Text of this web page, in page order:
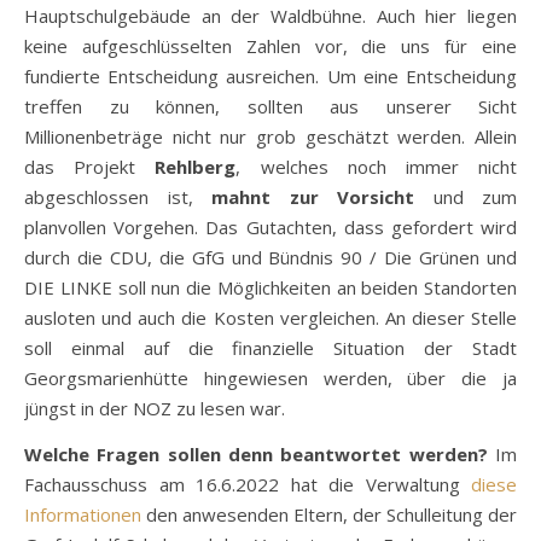
Hauptschulgebäude an der Waldbühne. Auch hier liegen
keine aufgeschlüsselten Zahlen vor, die uns für eine
fundierte Entscheidung ausreichen. Um eine Entscheidung
treffen zu können, sollten aus unserer Sicht
Millionenbeträge nicht nur grob geschätzt werden. Allein
das Projekt Rehlberg, welches noch immer nicht
abgeschlossen ist, mahnt zur Vorsicht und zum
planvollen Vorgehen. Das Gutachten, dass gefordert wird
durch die CDU, die GfG und Bündnis 90 / Die Grünen und
DIE LINKE soll nun die Möglichkeiten an beiden Standorten
ausloten und auch die Kosten vergleichen. An dieser Stelle
soll einmal auf die finanzielle Situation der Stadt
Georgsmarienhütte hingewiesen werden, über die ja
jüngst in der NOZ zu lesen war.
Welche Fragen sollen denn beantwortet werden? Im
Fachausschuss am 16.6.2022 hat die Verwaltung diese
Informationen den anwesenden Eltern, der Schulleitung der